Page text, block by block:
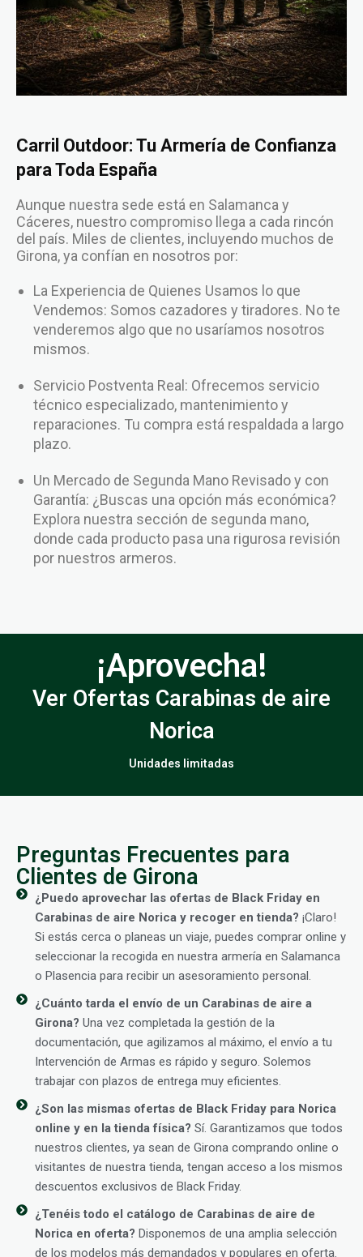
Carril Outdoor: Tu Armería de Confianza
para Toda España
Aunque nuestra sede está en Salamanca y
Cáceres, nuestro compromiso llega a cada rincón
del país. Miles de clientes, incluyendo muchos de
Girona, ya confían en nosotros por:
La Experiencia de Quienes Usamos lo que
Vendemos: Somos cazadores y tiradores. No te
venderemos algo que no usaríamos nosotros
mismos.
Servicio Postventa Real: Ofrecemos servicio
técnico especializado, mantenimiento y
reparaciones. Tu compra está respaldada a largo
plazo.
Un Mercado de Segunda Mano Revisado y con
Garantía: ¿Buscas una opción más económica?
Explora nuestra sección de segunda mano,
donde cada producto pasa una rigurosa revisión
por nuestros armeros.
¡Aprovecha!
Ver Ofertas Carabinas de aire
Norica
Unidades limitadas
Preguntas Frecuentes para
Clientes de Girona
¿Puedo aprovechar las ofertas de Black Friday en
Carabinas de aire Norica y recoger en tienda? ¡Claro!
Si estás cerca o planeas un viaje, puedes comprar online y
seleccionar la recogida en nuestra armería en Salamanca
o Plasencia para recibir un asesoramiento personal.
¿Cuánto tarda el envío de un Carabinas de aire a
Girona? Una vez completada la gestión de la
documentación, que agilizamos al máximo, el envío a tu
Intervención de Armas es rápido y seguro. Solemos
trabajar con plazos de entrega muy eficientes.
¿Son las mismas ofertas de Black Friday para Norica
online y en la tienda física? Sí. Garantizamos que todos
nuestros clientes, ya sean de Girona comprando online o
visitantes de nuestra tienda, tengan acceso a los mismos
descuentos exclusivos de Black Friday.
¿Tenéis todo el catálogo de Carabinas de aire de
Norica en oferta? Disponemos de una amplia selección
de los modelos más demandados y populares en oferta.